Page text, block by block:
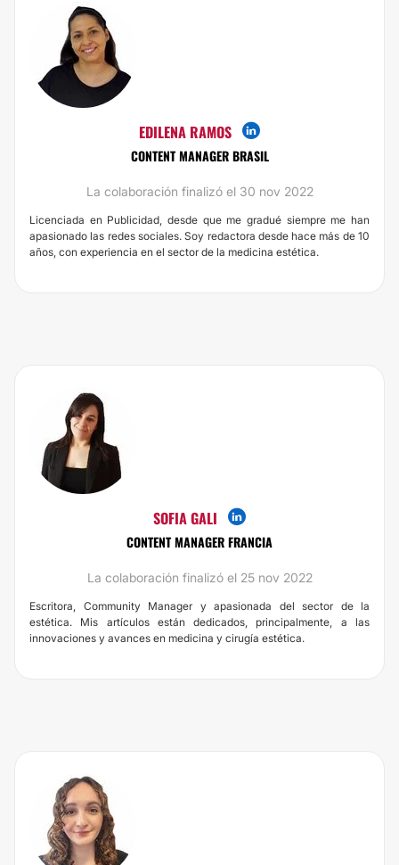
EDILENA RAMOS
CONTENT MANAGER BRASIL
La colaboración finalizó el 30 nov 2022
Licenciada en Publicidad, desde que me gradué siempre me han
apasionado las redes sociales. Soy redactora desde hace más de 10
años, con experiencia en el sector de la medicina estética.
SOFIA GALI
CONTENT MANAGER FRANCIA
La colaboración finalizó el 25 nov 2022
Escritora, Community Manager y apasionada del sector de la
estética. Mis artículos están dedicados, principalmente, a las
innovaciones y avances en medicina y cirugía estética.